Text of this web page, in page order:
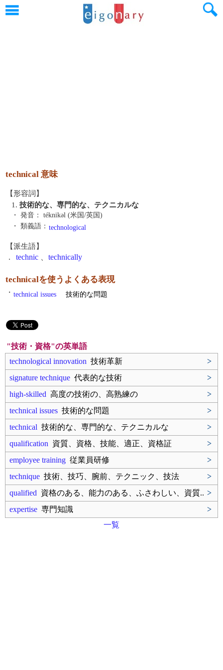
technical 意味
【形容詞】
1. 技術的な、専門的な、テクニカルな
・ 発音：
téknikəl (米国/英国)
・ 類義語： technological
【派生語】
. technic technically
technicalを使うよくある表現
・ technical issues 技術的な問題
"技術・資格"の英単語
technological innovation 技術革新
>
signature technique 代表的な技術
>
high-skilled 高度の技術の、高熟練の
>
technical issues 技術的な問題
>
technical 技術的な、専門的な、テクニカルな
>
qualification 資質、資格、技能、適正、資格証
>
employee training 従業員研修
>
technique 技術、技巧、腕前、テクニック、技法
>
qualified 資格のある、能力のある、ふさわしい、資質.. >
expertise 専門知識
>
一覧